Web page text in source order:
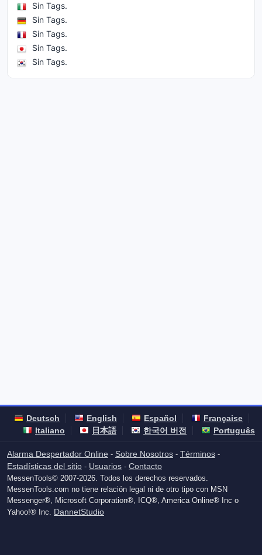
Sin Tags.
Sin Tags.
Sin Tags.
Sin Tags.
Sin Tags.
Deutsch English Español
Française
Italiano
日本語 한국어 버전 Português
Alarma Despertador Online - Sobre Nosotros - Términos -
Estadísticas del sitio - Usuarios - Contacto
MessenTools© 2007-2026. Todos los derechos reservados.
MessenTools.com no tiene relación legal ni de otro tipo con MSN
Messenger®, Microsoft Corporation®, ICQ®, America Online® Inc o
Yahoo!® Inc. DannetStudio